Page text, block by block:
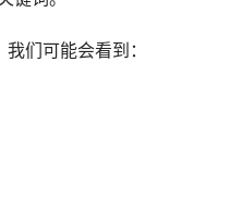
们可能会看到：